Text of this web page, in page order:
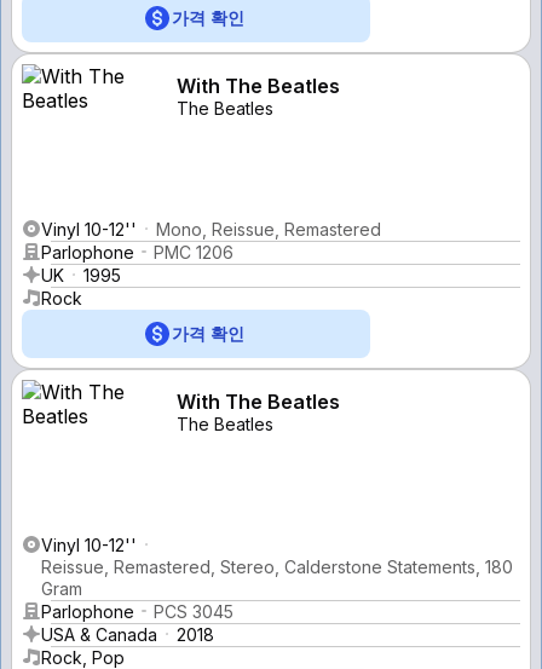
가격 확인
With The Beatles
The Beatles
Vinyl 10-12''
Mono, Reissue, Remastered
Parlophone
PMC 1206
UK
1995
Rock
가격 확인
With The Beatles
The Beatles
Vinyl 10-12''
Reissue, Remastered, Stereo, Calderstone Statements, 180
Gram
Parlophone
PCS 3045
USA & Canada
2018
Rock, Pop